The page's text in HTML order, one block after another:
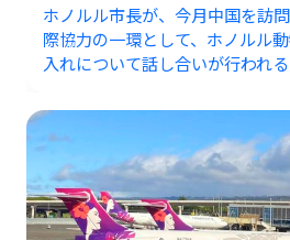
ホノルル市長が、今月中国を訪
際協力の一環として、ホノルル
入れについて話し合いが行われる